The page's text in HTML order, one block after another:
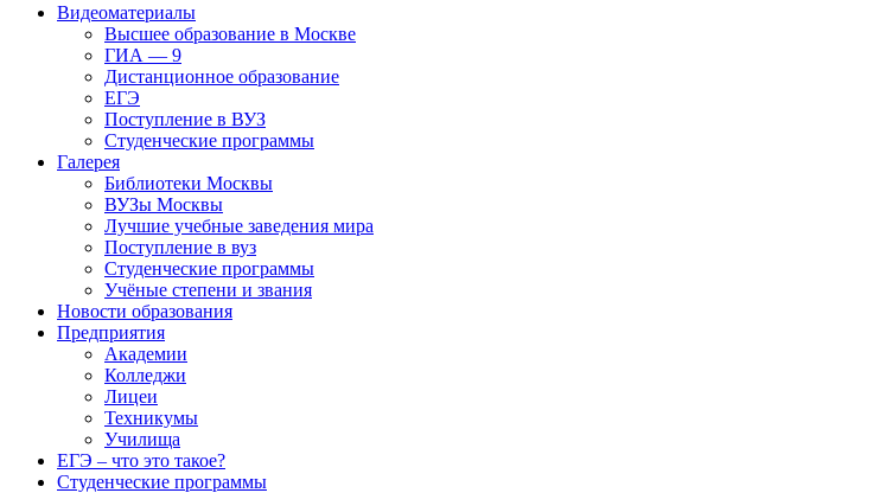
Видеоматериалы
Высшее образование в Москве
ГИА — 9
Дистанционное образование
ЕГЭ
Поступление в ВУЗ
Студенческие программы
Галерея
Библиотеки Москвы
ВУЗы Москвы
Лучшие учебные заведения мира
Поступление в вуз
Студенческие программы
Учёные степени и звания
Новости образования
Предприятия
Академии
Колледжи
Лицеи
Техникумы
Училища
ЕГЭ – что это такое?
Студенческие программы